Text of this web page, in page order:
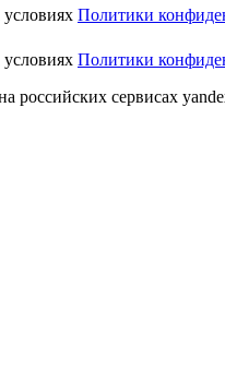
Политики
Политики
российских сервисах